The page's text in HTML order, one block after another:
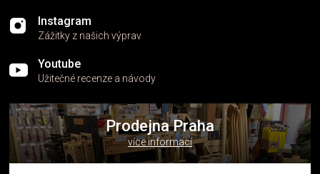
Instagram
Zážitky z našich výprav
Youtube
Užitečné recenze a návody
Prodejna Praha
více informací